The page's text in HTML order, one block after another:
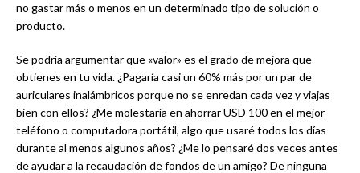
no gastar más o menos en un determinado tipo de solución o
producto.
Se podría argumentar que «valor» es el grado de mejora que
obtienes en tu vida. ¿Pagaría casi un 60% más por un par de
auriculares inalámbricos porque no se enredan cada vez y viajas
bien con ellos? ¿Me molestaría en ahorrar USD 100 en el mejor
teléfono o computadora portátil, algo que usaré todos los días
durante al menos algunos años? ¿Me lo pensaré dos veces antes
de ayudar a la recaudación de fondos de un amigo? De ninguna